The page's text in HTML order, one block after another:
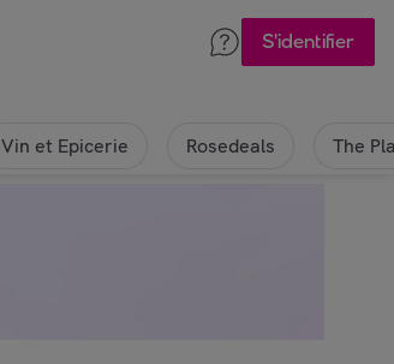
S'identifier
Vin et Epicerie Rosedeals The